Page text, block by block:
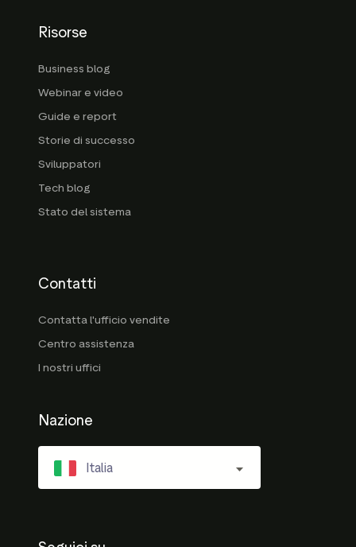
Risorse
Business blog
Webinar e video
Guide e report
Storie di successo
Sviluppatori
Tech blog
Stato del sistema
Contatti
Contatta l'ufficio vendite
Centro assistenza
I nostri uffici
Nazione
Italia